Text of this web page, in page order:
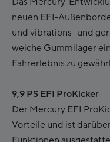
neuen EFI-
und vibrations- und
weiche Gummilager
Fahrerlebnis zu
9,9 PS EFI ProKicker
Der Mercury EFI
Vorteile und ist